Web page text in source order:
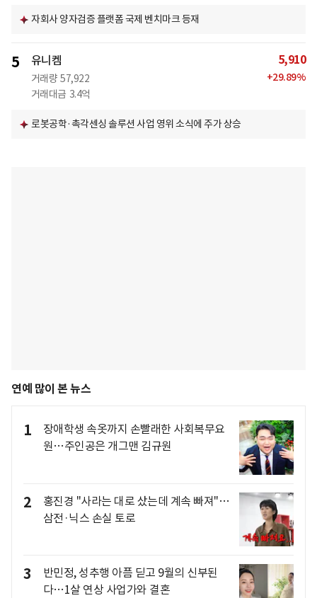
자회사 양자검증 플랫폼 국제 벤치마크 등재
5 유니켐
거래량 57,922
거래대금 3.4억
5,910
+29.89%
로봇공학·촉각센싱 솔루션 사업 영위 소식에 주가 상승
연예 많이 본 뉴스
1
장애학생 속옷까지 손빨래한 사회복무요
원…주인공은 개그맨 김규원
2
홍진경 "사라는 대로 샀는데 계속 빠져"…
삼전·닉스 손실 토로
3
반민정, 성추행 아픔 딛고 9월의 신부된
다…1살 연상 사업가와 결혼